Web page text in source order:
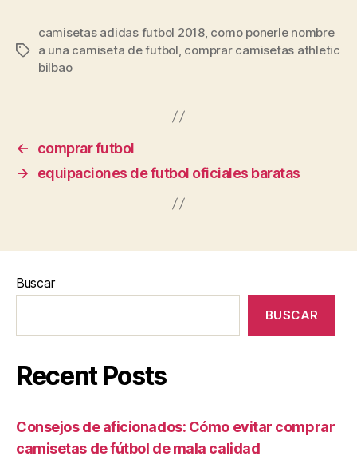
Etiquetas
camisetas adidas futbol 2018, como ponerle nombre
a una camiseta de futbol comprar camisetas athletic
bilbao
←
comprar futbol
→
equipaciones de futbol oficiales baratas
Buscar
BUSCAR
Recent Posts
Consejos de aficionados: Cómo evitar comprar
camisetas de fútbol de mala calidad